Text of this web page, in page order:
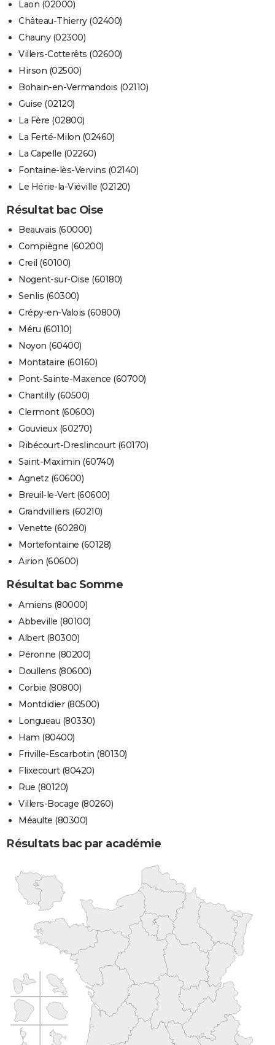
Laon (02000)
Château-Thierry (02400)
Chauny (02300)
Villers-Cotterêts (02600)
Hirson (02500)
Bohain-en-Vermandois (02110)
Guise (02120)
La Fère (02800)
La Ferté-Milon (02460)
La Capelle (02260)
Fontaine-lès-Vervins (02140)
Le Hérie-la-Viéville (02120)
Résultat bac Oise
Beauvais (60000)
Compiègne (60200)
Creil (60100)
Nogent-sur-Oise (60180)
Senlis (60300)
Crépy-en-Valois (60800)
Méru (60110)
Noyon (60400)
Montataire (60160)
Pont-Sainte-Maxence (60700)
Chantilly (60500)
Clermont (60600)
Gouvieux (60270)
Ribécourt-Dreslincourt (60170)
Saint-Maximin (60740)
Agnetz (60600)
Breuil-le-Vert (60600)
Grandvilliers (60210)
Venette (60280)
Mortefontaine (60128)
Airion (60600)
Résultat bac Somme
Amiens (80000)
Abbeville (80100)
Albert (80300)
Péronne (80200)
Doullens (80600)
Corbie (80800)
Montdidier (80500)
Longueau (80330)
Ham (80400)
Friville-Escarbotin (80130)
Flixecourt (80420)
Rue (80120)
Villers-Bocage (80260)
Méaulte (80300)
Résultats bac par académie